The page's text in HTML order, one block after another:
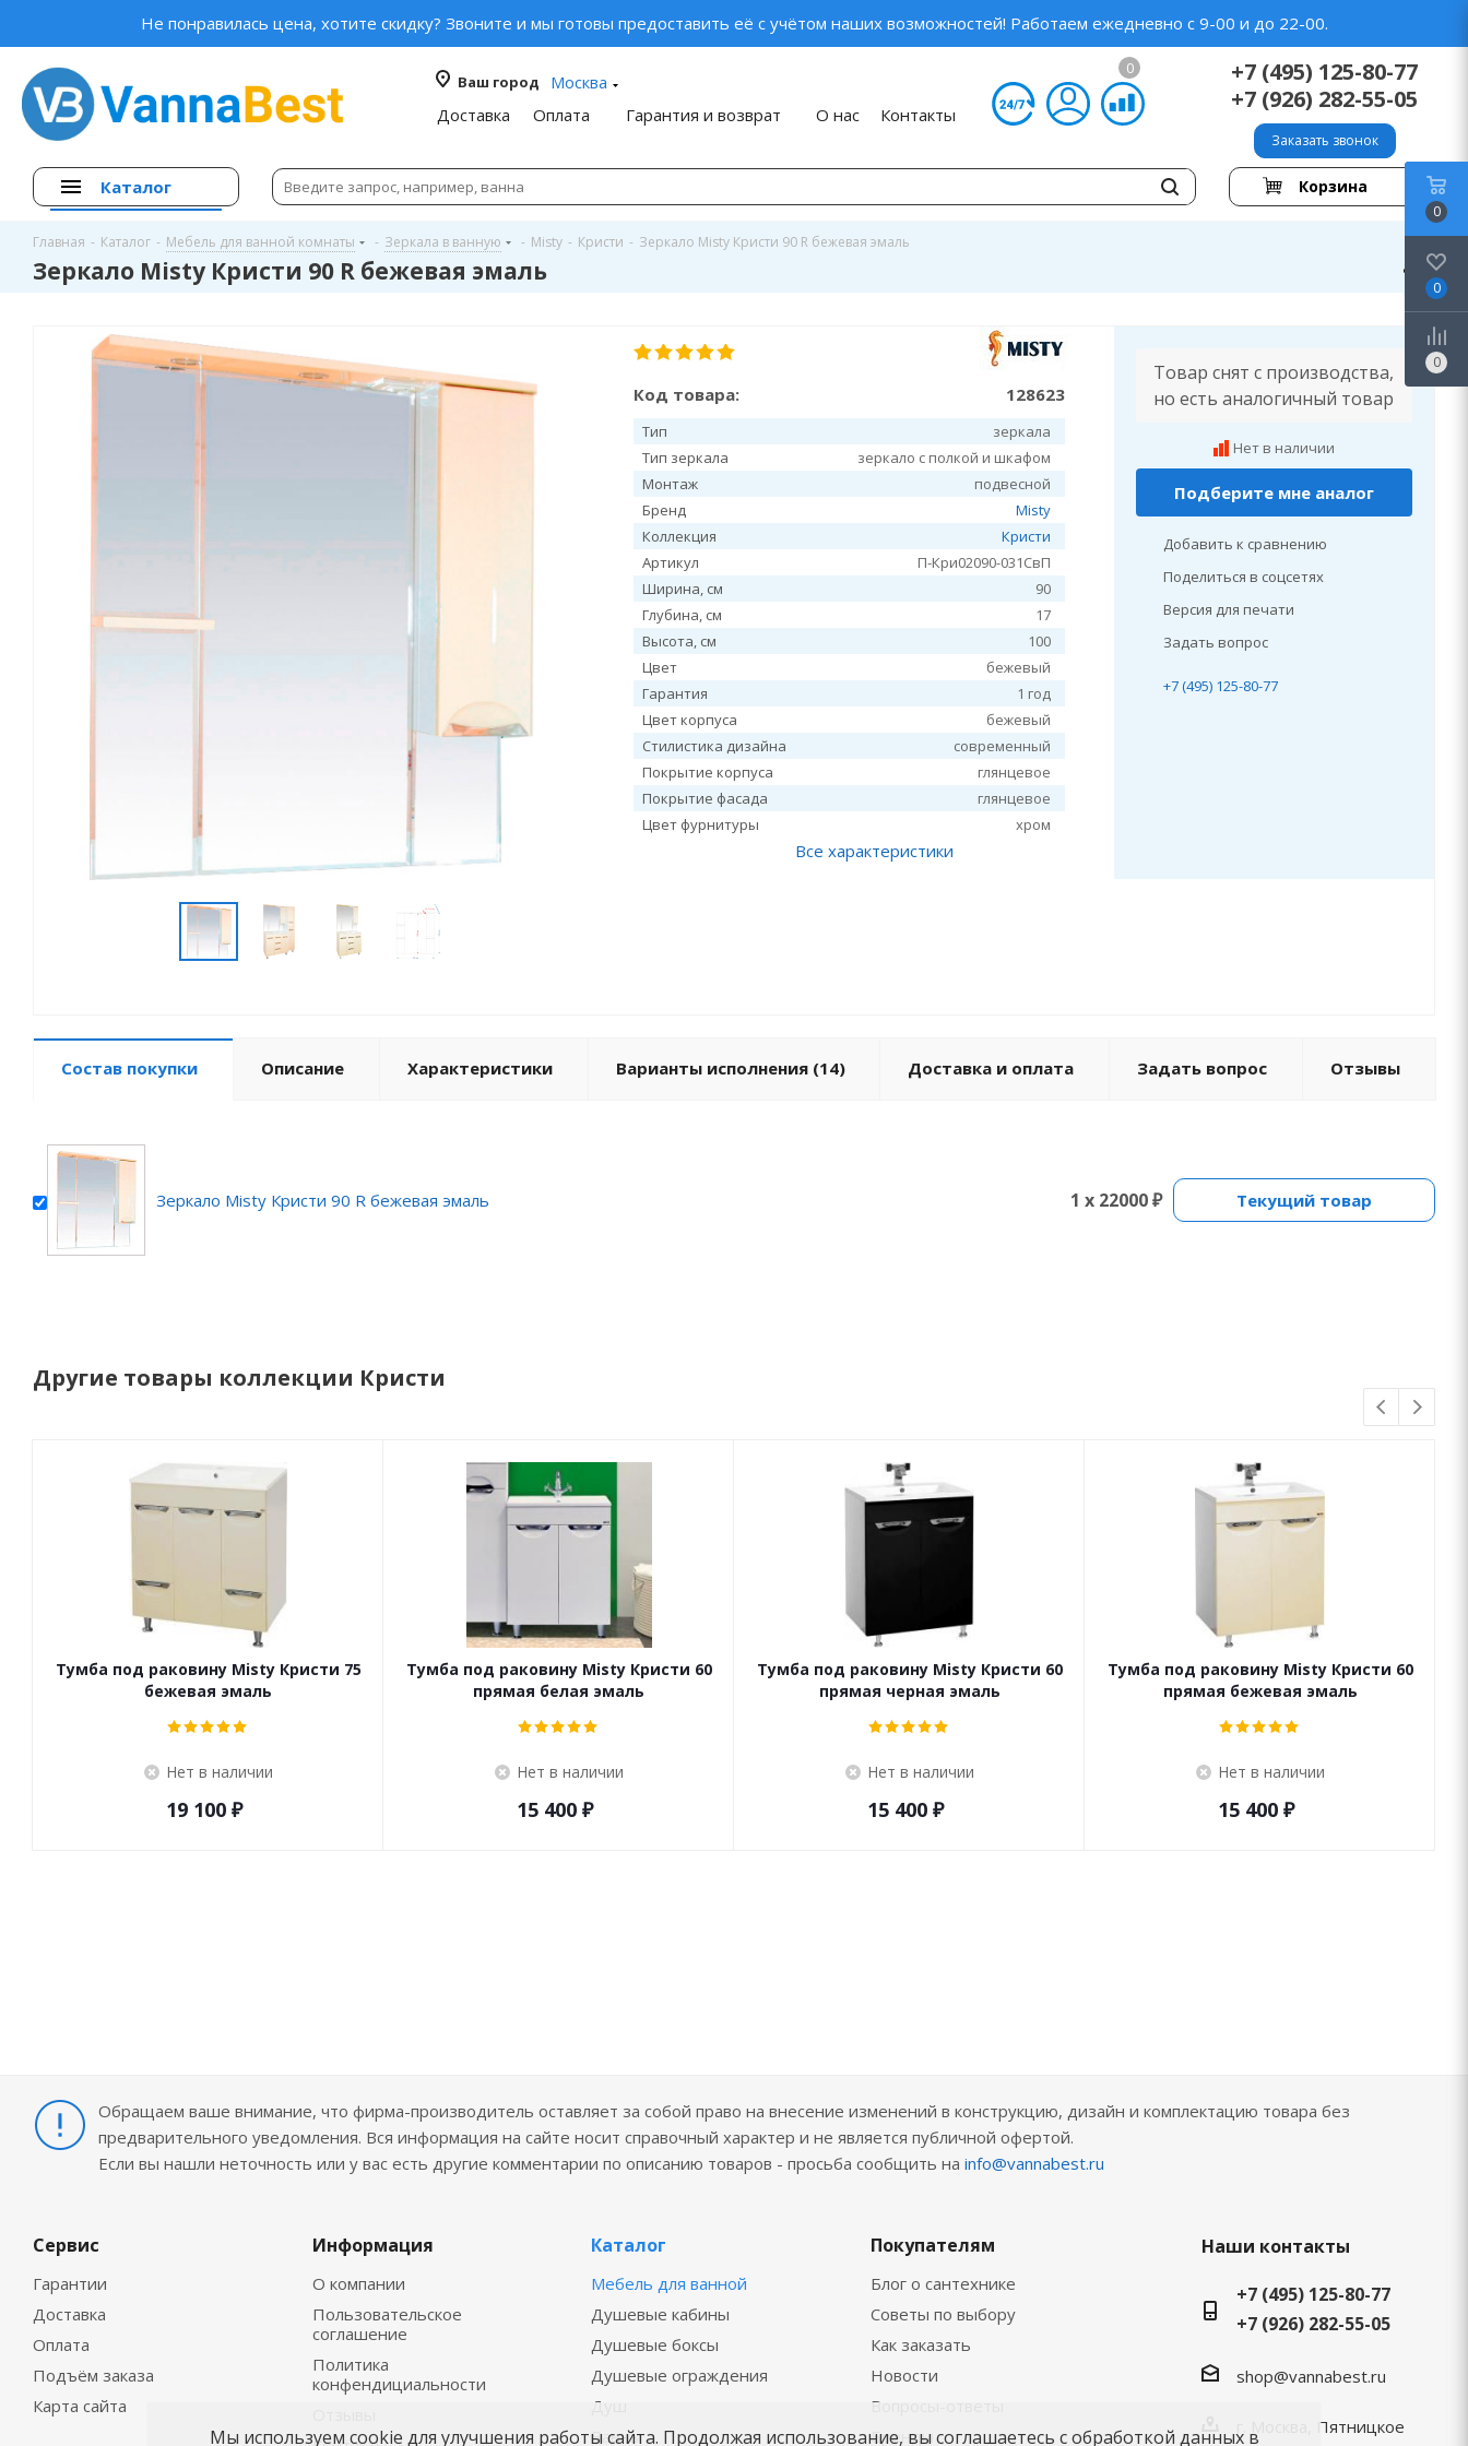
Не понравилась цена, хотите скидку? Звоните и мы готовы предоставить её с учётом наших возможностей! Работаем ежедневно с 9-00 и до 22-00.
Ваш город
Москва
Доставка
Оплата Гарантия и возврат О нас Контакты
0
+7 (495) 125-80-77
+7 (926) 282-55-05
Заказать звонок
Каталог Корзина
Главная - Каталог - Мебель для ванной комнаты - Зеркала в ванную - Misty - Кристи - Зеркало Misty Кристи 90 R бежевая эмаль
Зеркало Misty Кристи 90 R бежевая эмаль
Код товара: 128623
Тип
зеркала
Тип зеркала
зеркало с полкой и шкафом
Монтаж
подвесной
Бренд
Misty
Коллекция
Кристи
Артикул
П-Кри02090-031СвП
Ширина, см
90
Глубина, см
17
Высота, см
100
Цвет
бежевый
Гарантия
1 год
Цвет корпуса
бежевый
Стилистика дизайна
современный
Покрытие корпуса
глянцевое
Покрытие фасада
глянцевое
Цвет фурнитуры
хром
Все характеристики
Товар снят с производства,
но есть аналогичный товар
Нет в наличии
Подберите мне аналог
Добавить к сравнению
Поделиться в соцсетях
Версия для печати
Задать вопрос
+7 (495) 125-80-77
Состав покупки Описание Характеристики Варианты исполнения (14) Доставка и оплата Задать вопрос Отзывы
Зеркало Misty Кристи 90 R бежевая эмаль 1 x 22000 ₽ Текущий товар
Другие товары коллекции Кристи
Тумба под раковину Misty Кристи 75
бежевая эмаль
Нет в наличии
19 100 ₽
Тумба под раковину Misty Кристи 60
прямая белая эмаль
Нет в наличии
15 400 ₽
Тумба под раковину Misty Кристи 60
прямая черная эмаль
Нет в наличии
15 400 ₽
Тумба под раковину Misty Кристи 60
прямая бежевая эмаль
Нет в наличии
15 400 ₽
Обращаем ваше внимание, что фирма-производитель оставляет за собой право на внесение изменений в конструкцию, дизайн и комплектацию товара без
предварительного уведомления. Вся информация на сайте носит справочный характер и не является публичной офертой.
Если вы нашли неточность или у вас есть другие комментарии по описанию товаров - просьба сообщить на info@vannabest.ru
Сервис
Гарантии
Доставка
Оплата
Подъём заказа
Карта сайта
Информация
О компании
Пользовательское
соглашение
Политика
конфендициальности
Каталог
Мебель для ванной
Душевые кабины
Душевые боксы
Душевые ограждения
Душ
Ванны
Покупателям
Блог о сантехнике
Советы по выбору
Как заказать
Новости
Вопросы-ответы
Бренды
Наши контакты
+7 (495) 125-80-77
+7 (926) 282-55-05
shop@vannabest.ru
г. Москва, Пятницкое
0
0
0
Мы используем cookie для улучшения работы сайта. Продолжая использование, вы соглашаетесь с обработкой данных в